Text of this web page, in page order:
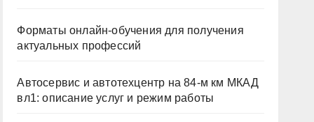
Форматы онлайн-обучения для получения
актуальных профессий
Автосервис и автотехцентр на 84-м км МКАД
вл1: описание услуг и режим работы